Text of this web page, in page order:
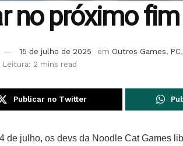
no próximo
15 de julho de 2025 em Outros Games, PC,
Leitura: 2 mins read
Publicar no Twitter
de julho, os devs da Noodle Cat Games